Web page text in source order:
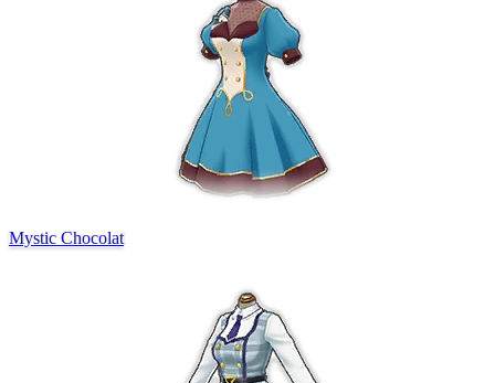
Mystic Chocolat